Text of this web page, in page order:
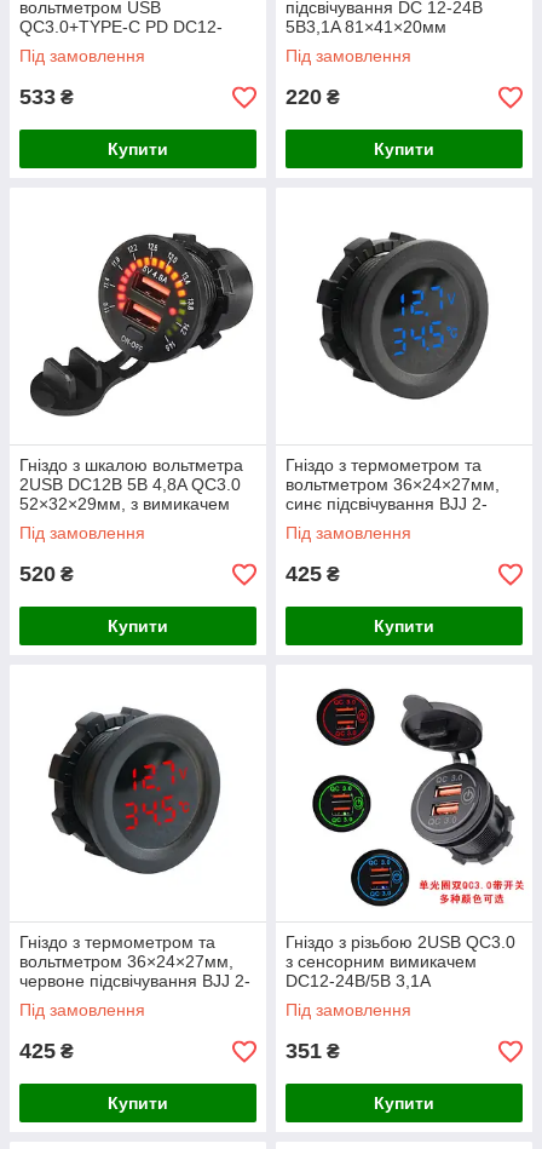
вольтметром USB
QC3.0+TYPE-C PD DC12-
24В/5В 4,2A 51×37×28мм,
гумова кришка, зелене
Під замовлення
533 ₴
Купити
підсвічування DC 12-24В
5В3,1A 81×41×20мм
Під замовлення
220 ₴
Купити
Гніздо з шкалою вольтметра
2USB DC12В 5В 4,8A QC3.0
52×32×29мм, з вимикачем
BJJ 2-16
Під замовлення
520 ₴
Купити
Гніздо з термометром та
вольтметром 36×24×27мм,
синє підсвічування BJJ 2-
17blue
Під замовлення
425 ₴
Купити
Гніздо з термометром та
вольтметром 36×24×27мм,
червоне підсвічування BJJ 2-
17red
Під замовлення
425 ₴
Купити
Гніздо з різьбою 2USB QC3.0
з сенсорним вимикачем
DC12-24В/5В 3,1A
51×37×28мм, гумова кришка,
синє
Під замовлення
351 ₴
Купити